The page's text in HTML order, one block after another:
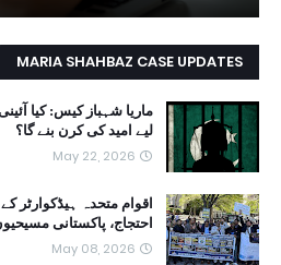
MARIA SHAHBAZ CASE UPDATES
ماریا شہباز کیس: کیا
لیے امید کی کرن بنے گا؟
May 22, 2026
احتجاج، پاکستانی
May 08, 2026